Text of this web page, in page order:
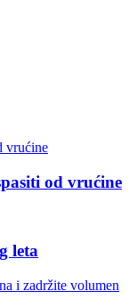
od vrućine
leta